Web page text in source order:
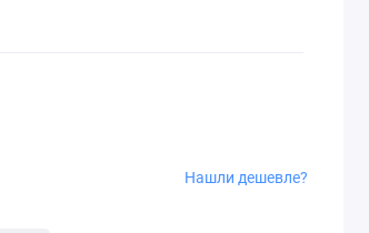
Нашли дешевле?